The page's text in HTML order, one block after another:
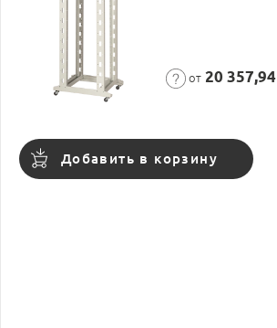
от 20 357,94
Добавить в корзину